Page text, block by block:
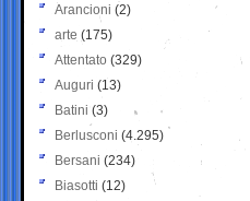
Arancioni (2)
arte (175)
Attentato (329)
Auguri (13)
Batini (3)
Berlusconi (4.295)
Bersani (234)
Biasotti (12)